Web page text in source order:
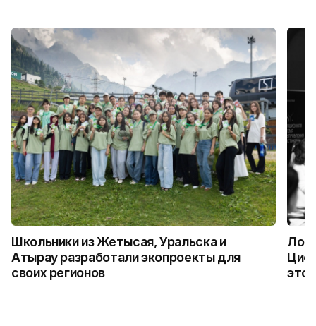
Школьники из Жетысая, Уральска и
Атырау разработали экопроекты для
своих регионов
это